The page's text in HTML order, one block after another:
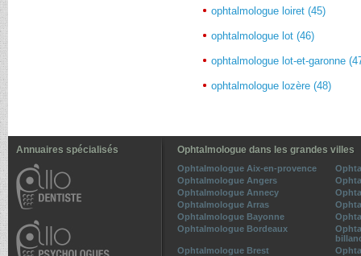
ophtalmologue loiret (45)
ophtalmologue lot (46)
ophtalmologue lot-et-garonne
ophtalmologue lozère (48)
Annuaires spécialisés Ophtalmologue dans les grandes villes
Ophtalmologue Aix-en-provence
Ophtalmologue Angers
Ophtalmologue Annecy
Ophtalmologue Arras
Ophtalmologue Bayonne
Ophtalmologue Bordeaux
Ophtalmologue Brest